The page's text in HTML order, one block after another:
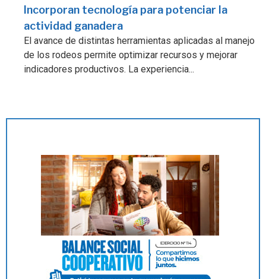
Incorporan tecnología para potenciar la
actividad ganadera
El avance de distintas herramientas aplicadas al manejo
de los rodeos permite optimizar recursos y mejorar
indicadores productivos. La experiencia...